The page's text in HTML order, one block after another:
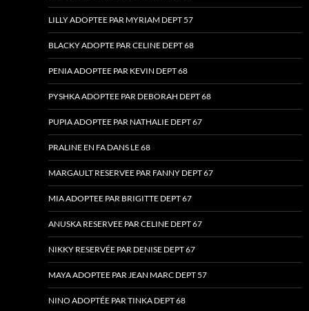
LILLY ADOPTEE PAR MYRIAM DEPT 57
BLACKY ADOPTE PAR CELINE DEPT 68
PENIA ADOPTEE PAR KEVIN DEPT 68
PYSHKA ADOPTEE PAR DEBORAH DEPT 68
PUPIA ADOPTEE PAR NATHALIE DEPT 67
PRALINE EN FA DANS LE 68
MARGAULT RESERVEE PAR FANNY DEPT 67
MIA ADOPTEE PAR BRIGITTE DEPT 67
ANUSKA RESERVEE PAR CELINE DEPT 67
NIKKY RESERVÉE PAR DENISE DEPT 67
MAYA ADOPTEE PAR JEAN MARC DEPT 57
NINO ADOPTÉE PAR TINKA DEPT 68